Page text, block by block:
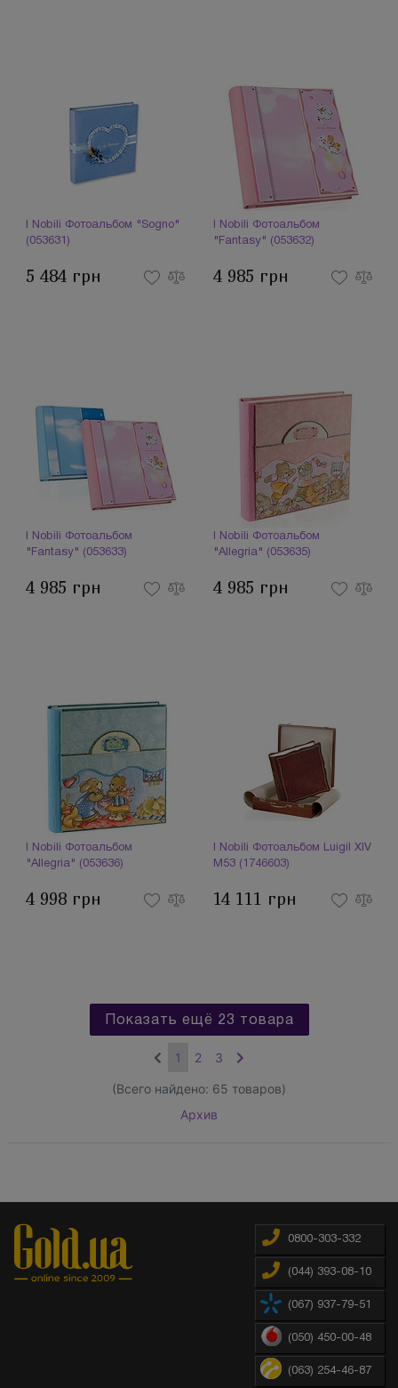
I Nobili Фотоальбом "Sogno"
(053631)
5 484 грн
I Nobili Фотоальбом
"Fantasy" (053632)
4 985 грн
I Nobili Фотоальбом
"Fantasy" (053633)
4 985 грн
I Nobili Фотоальбом
"Allegria" (053635)
4 985 грн
I Nobili Фотоальбом
"Allegria" (053636)
4 998 грн
I Nobili Фотоальбом LuigiI XIV
M53 (1746603)
14 111 грн
Показать ещё 23 товара
1 2 3
(Всего найдено: 65 товаров)
Архив
0800-303-332
(044) 393-08-10
(067) 937-79-51
(050) 450-00-48
(063) 254-46-87